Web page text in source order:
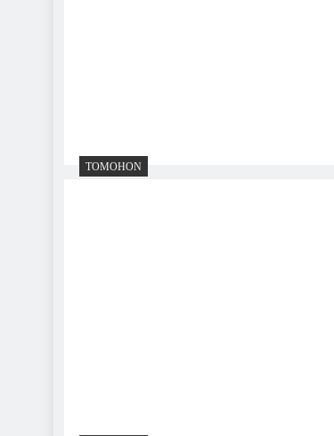
Tomohon Zona Hijau (Kualitas
Mulus, Pleno
5 Desember 2024
Gratis Retribusi, PD Pasar
TOMOHON